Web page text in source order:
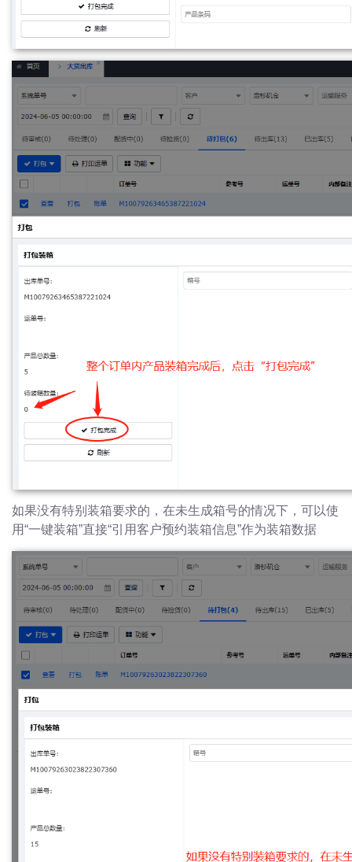
如果没有特别装箱要求的，在未生成箱号的情况下，可以使
用“一键装箱”直接“引用客户预约装箱信息”作为装箱数据